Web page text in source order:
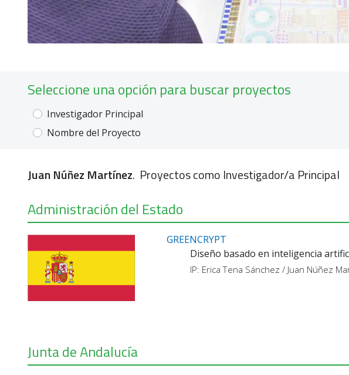
Seleccione una opción para buscar proyectos
Investigador Principal
Nombre del Proyecto
Juan Núñez Martínez. Proyectos como Investigador/a Principal
Administración del Estado
GREENCRYPT
Diseño basado en inteligencia
IP: Erica Tena Sánchez / Juan Núñez
Junta de Andalucía